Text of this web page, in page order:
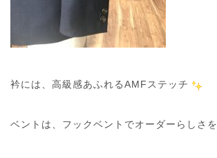
衿には、高級感あふれるAMFステッチ
ベントは、フックベントでオーダーらしさを